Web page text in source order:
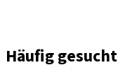
Häufig gesucht